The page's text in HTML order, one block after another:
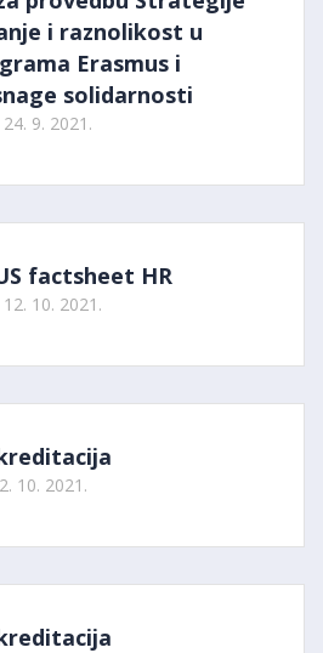
i raznolikost u
Erasmus i
solidarnosti
9. 2021.
factsheet HR
10. 2021.
10. 2021.